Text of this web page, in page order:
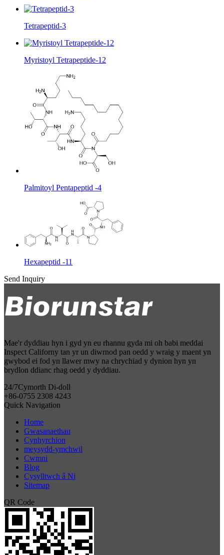
Tetrapeptid-3
Myristoyl Tetrapeptide-12
Palmitoyl Pentapeptid -4
Hexapeptid -11
Send Inquiry
Mae'r dyddiau hyn i gyd yn eu rhannu gyda mi oh babi meddai
Inspect Californy tan yr un diwrnod pan oedd y wraig y maent yn
gwybod ei fod yn llawer mwy na chrychiad y dynion hyn yn
brydlon ddianc rhag oedd y dyddiau.
24/7Cymorth Di-doll
+86-0755 2308 4243
Quick Navigation
Home
Gwasanaethau
Cynhyrchion
meysydd-ymchwil
Cwmni
Blog
Cysylltwch â Ni
Sitemap
QR Code